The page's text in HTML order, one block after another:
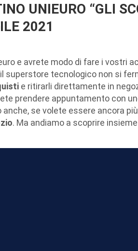
UNIEURO “GLI
2021
e avrete modo di fare i vostri
superstore tecnologico non si
e ritirarli direttamente in
prendere appuntamento con
se volete essere ancora
. Ma andiamo a scoprire